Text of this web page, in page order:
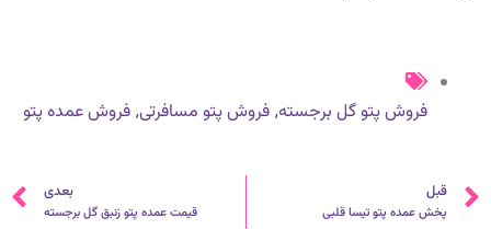
فروش پتو گل برجسته, فروش پتو مسافرتی, فروش عمده پتو
قبلی
قبل
پخش عمده پتو تیسا قلبی
بعدی
قیمت عمده پتو زنبق گل برجسته